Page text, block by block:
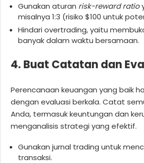
Gunakan aturan risk-reward ratio
misalnya 1:3 (risiko $100 untuk
Hindari overtrading, yaitu
banyak dalam waktu bersamaan.
4. Buat Catatan dan
Perencanaan keuangan yang baik
dengan evaluasi berkala. Catat
Anda, termasuk keuntungan dan
menganalisis strategi yang efektif.
Gunakan jurnal trading untuk
transaksi.